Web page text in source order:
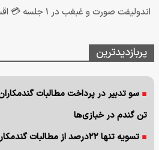
اندولیفت صورت و غبغب در 1 جلسه 💳 اقساط تا 12 ماه
پربازدیدترین
سو تدبیر در پرداخت مطالبات
تن گندم در خبازی‌ها
تسویه تنها ۲۲درصد از مطالبات